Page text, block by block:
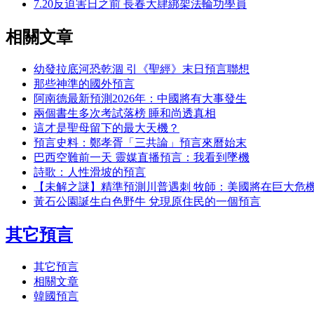
7.20反迫害日之前 長春大肆綁架法輪功學員
相關文章
幼發拉底河恐乾涸 引《聖經》末日預言聯想
那些神準的國外預言
阿南德最新預測2026年：中國將有大事發生
兩個書生多次考試落榜 睡和尚透真相
這才是聖母留下的最大天機？
預言史料：鄭孝胥「三共論」預言來曆始末
巴西空難前一天 靈媒直播預言：我看到墜機
詩歌：人性滑坡的預言
【未解之謎】精準預測川普遇刺 牧師：美國將在巨大危
黃石公園誕生白色野牛 兌現原住民的一個預言
其它預言
其它預言
相關文章
韓國預言